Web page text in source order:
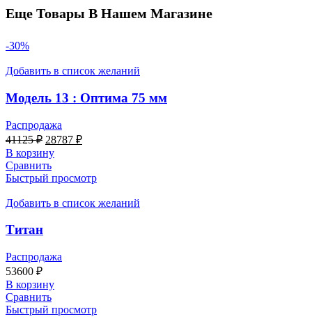
Еще Товары В Нашем Магазине
-30%
Добавить в список желаний
Модель 13 : Оптима 75 мм
Распродажа
41125₽ Первоначальная
цена
составляла
41125 ₽.
28787 ₽Текущая
В корзину
Сравнить
Быстрый просмотр
Добавить в список желаний
Титан
Распродажа
53600 ₽
В корзину
Сравнить
Быстрый просмотр